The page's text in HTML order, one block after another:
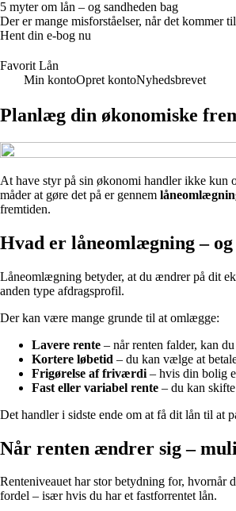
5 myter om lån – og sandheden bag
Der er mange misforståelser, når det
Hent din e-bog nu
Favorit Lån
Min kontoOpret kontoNyhedsbrevet
Planlæg din økonomiske
At have styr på sin økonomi handler ikke kun
måder at gøre det på er gennem
fremtiden.
Hvad er låneomlægning –
Låneomlægning betyder, at du ændrer på dit
anden type afdragsprofil.
Der kan være mange grunde til at omlægge:
Lavere rente – når renten falder, kan
Kortere løbetid – du kan vælge at
Frigørelse af friværdi – hvis din bolig
Fast eller variabel rente – du kan
Det handler i sidste ende om at få dit lån til at
Når renten ændrer sig –
Renteniveauet har stor betydning for, hvornår
fordel – især hvis du har et fastforrentet lån.